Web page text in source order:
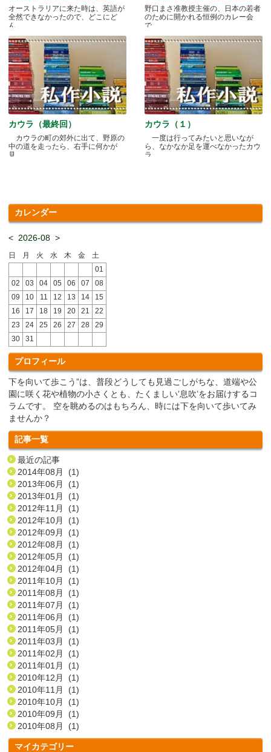
オーストラリアに来た時は、英語が
全然できなかったので、どこにど
ん.....
野口まさ准教授主催の、日本の若者
のために開かれる恒例のカレー会
で.....
カウラ（最終回）
カウラの町の郊外に出て、野原の
中の道を走ったら、右手に何かが
見.....
カウラ（１）
一度は行ってみたいと思いなが
ら、なかなか足を運べなかったカウ
ラ.....
カレンダー
< 2026-08 >
日 月 火 水 木 金
土
01
02
03 04 05 06 07
08
09
10 11 12 13 14
15
16
17 18 19 20 21
22
23
24 25 26 27 28
29
30
31
プロフィール
下を向いて歩こう”は、普段どうしても見過ごしがちな、道端や公
園に咲く花や植物の小さくとも、たくましい’息吹’をお届けするコ
ラムです。 空を眺めるのはもちろん、時には下を向いて歩いてみ
ませんか？
記事一覧
最近の記事
2014年08月 (1)
2013年06月 (1)
2013年01月 (1)
2012年11月 (1)
2012年10月 (1)
2012年09月 (1)
2012年08月 (1)
2012年05月 (1)
2012年04月 (1)
2011年10月 (1)
2011年08月 (1)
2011年07月 (1)
2011年06月 (1)
2011年05月 (1)
2011年03月 (1)
2011年02月 (1)
2011年01月 (1)
2010年12月 (1)
2010年11月 (1)
2010年10月 (1)
2010年09月 (1)
2010年08月 (1)
マイカテゴリー